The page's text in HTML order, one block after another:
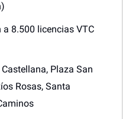
a 8.500 licencias VTC
Castellana, Plaza San
Rosas, Santa